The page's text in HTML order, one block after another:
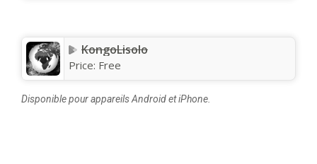
KongoLisolo
Price: Free
Disponible pour appareils Android et iPhone.